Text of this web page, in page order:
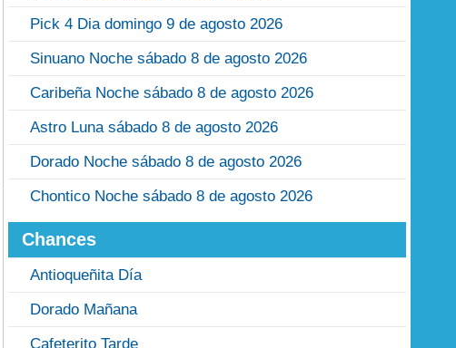
Pick 4 Dia domingo 9 de agosto 2026
Sinuano Noche sábado 8 de agosto 2026
Caribeña Noche sábado 8 de agosto 2026
Astro Luna sábado 8 de agosto 2026
Dorado Noche sábado 8 de agosto 2026
Chontico Noche sábado 8 de agosto 2026
Chances
Antioqueñita Día
Dorado Mañana
Cafeterito Tarde